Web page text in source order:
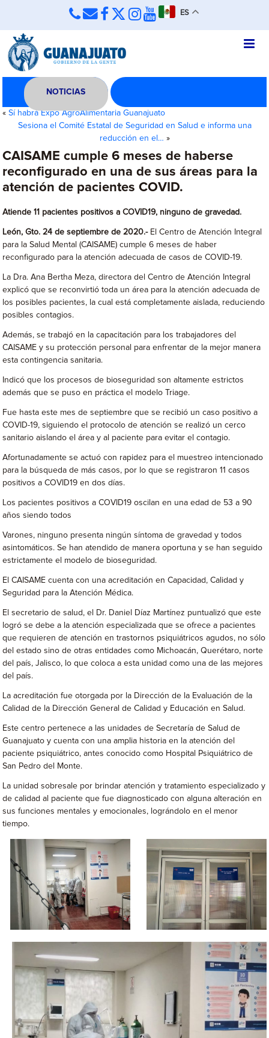
ES
NOTICIAS
«Sí habrá Expo AgroAlimentaria Guanajuato
Sesiona el Comité Estatal de Seguridad en Salud e informa una
reducción en el… »
CAISAME cumple 6 meses de haberse
reconfigurado en una de sus áreas para la
atención de pacientes COVID.
Atiende 11 pacientes positivos a COVID19, ninguno de gravedad.
León, Gto. 24 de septiembre de 2020.- El Centro de Atención Integral
para la Salud Mental (CAISAME) cumple 6 meses de haber
reconfigurado para la atención adecuada de casos de COVID-19.
La Dra. Ana Bertha Meza, directora del Centro de Atención Integral
explicó que se reconvirtió toda un área para la atención adecuada de
los posibles pacientes, la cual está completamente aislada, reduciendo
posibles contagios.
Además, se trabajó en la capacitación para los trabajadores del
CAISAME y su protección personal para enfrentar de la mejor manera
esta contingencia sanitaria.
Indicó que los procesos de bioseguridad son altamente estrictos
además que se puso en práctica el modelo Triage.
Fue hasta este mes de septiembre que se recibió un caso positivo a
COVID-19, siguiendo el protocolo de atención se realizó un cerco
sanitario aislando el área y al paciente para evitar el contagio.
Afortunadamente se actuó con rapidez para el muestreo intencionado
para la búsqueda de más casos, por lo que se registraron 11 casos
positivos a COVID19 en dos días.
Los pacientes positivos a COVID19 oscilan en una edad de 53 a 90
años siendo todos
Varones, ninguno presenta ningún síntoma de gravedad y todos
asintomáticos. Se han atendido de manera oportuna y se han seguido
estrictamente el modelo de bioseguridad.
El CAISAME cuenta con una acreditación en Capacidad, Calidad y
Seguridad para la Atención Médica.
El secretario de salud, el Dr. Daniel Díaz Martínez puntualizó que este
logró se debe a la atención especializada que se ofrece a pacientes
que requieren de atención en trastornos psiquiátricos agudos, no sólo
del estado sino de otras entidades como Michoacán, Querétaro, norte
del país, Jalisco, lo que coloca a esta unidad como una de las mejores
del país.
La acreditación fue otorgada por la Dirección de la Evaluación de la
Calidad de la Dirección General de Calidad y Educación en Salud.
Este centro pertenece a las unidades de Secretaría de Salud de
Guanajuato y cuenta con una amplia historia en la atención del
paciente psiquiátrico, antes conocido como Hospital Psiquiátrico de
San Pedro del Monte.
La unidad sobresale por brindar atención y tratamiento especializado y
de calidad al paciente que fue diagnosticado con alguna alteración en
sus funciones mentales y emocionales, lográndolo en el menor
tiempo.